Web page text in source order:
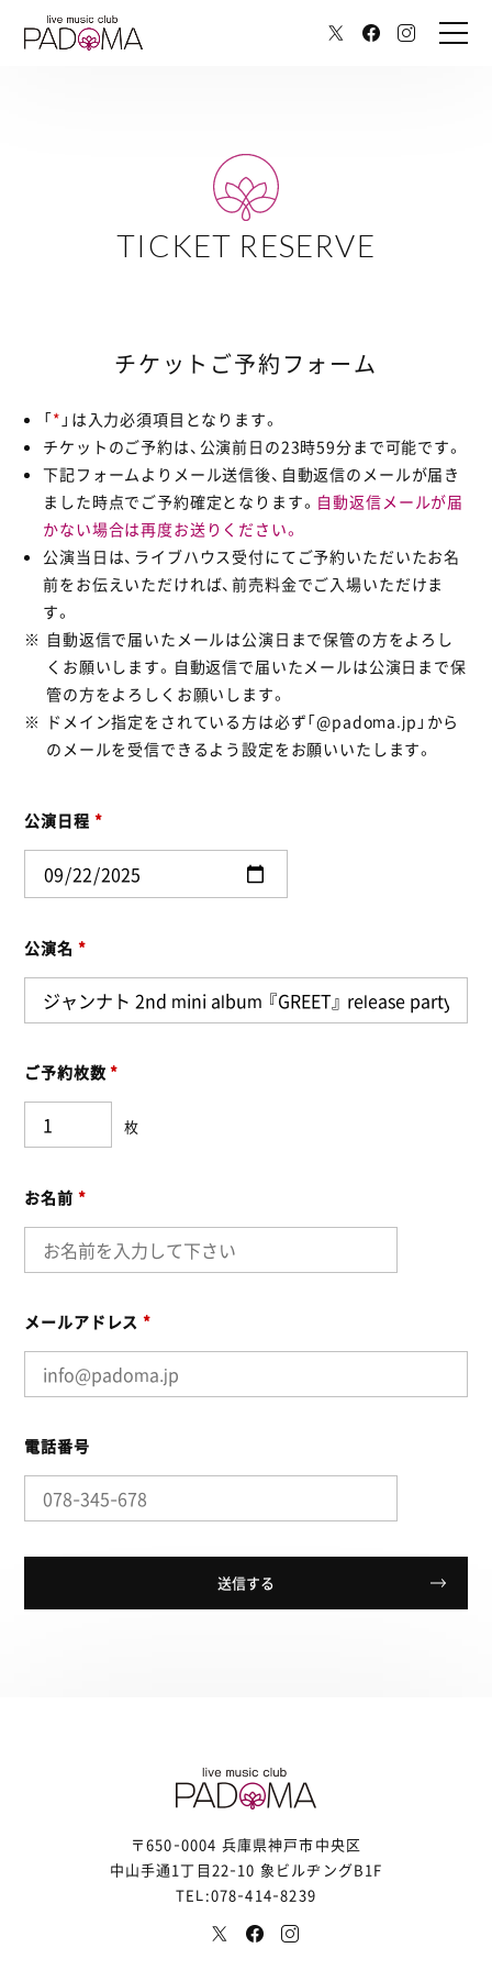
TICKET RESERVE
チケットご予約フォーム
「* 」は入力必須項目となります。
チケットのご予約は、公演前日の23時59分まで可能です。
下記フォームよりメール送信後、自動返信のメールが届き
ました時点でご予約確定となります。 自動返信メールが届
かない場合は再度お送りください。
公演当日は、ライブハウス受付にてご予約いただいたお名
前をお伝えいただければ、前売料金でご入場いただけま
す。
自動返信で届いたメールは公演日まで保管の方をよろし
くお願いします。自動返信で届いたメールは公演日まで保
管の方をよろしくお願いします。
ドメイン指定をされている方は必ず「@padoma.jp」から
のメールを受信できるよう設定をお願いいたします。
公演日程 *
公演名 *
ご予約枚数*
枚
お名前 *
メールアドレス*
電話番号
〒650-0004 兵庫県神戸市中央区
中山手通1丁目22-10 象ビルヂングB1F
TEL:078-414-8239